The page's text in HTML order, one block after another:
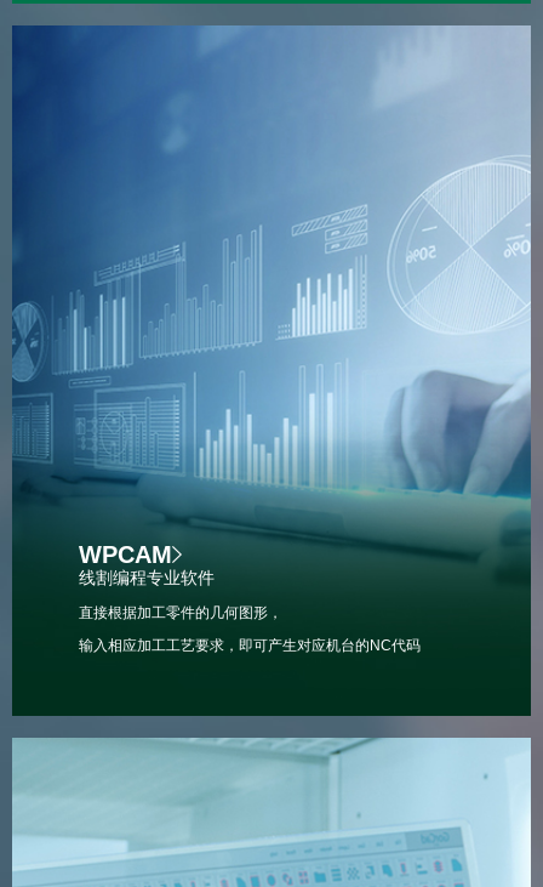
WPCAM
线割编程专业软件
直接根据加工零件的几何图形，
输入相应加工工艺要求，即可产生对应机台的NC代码